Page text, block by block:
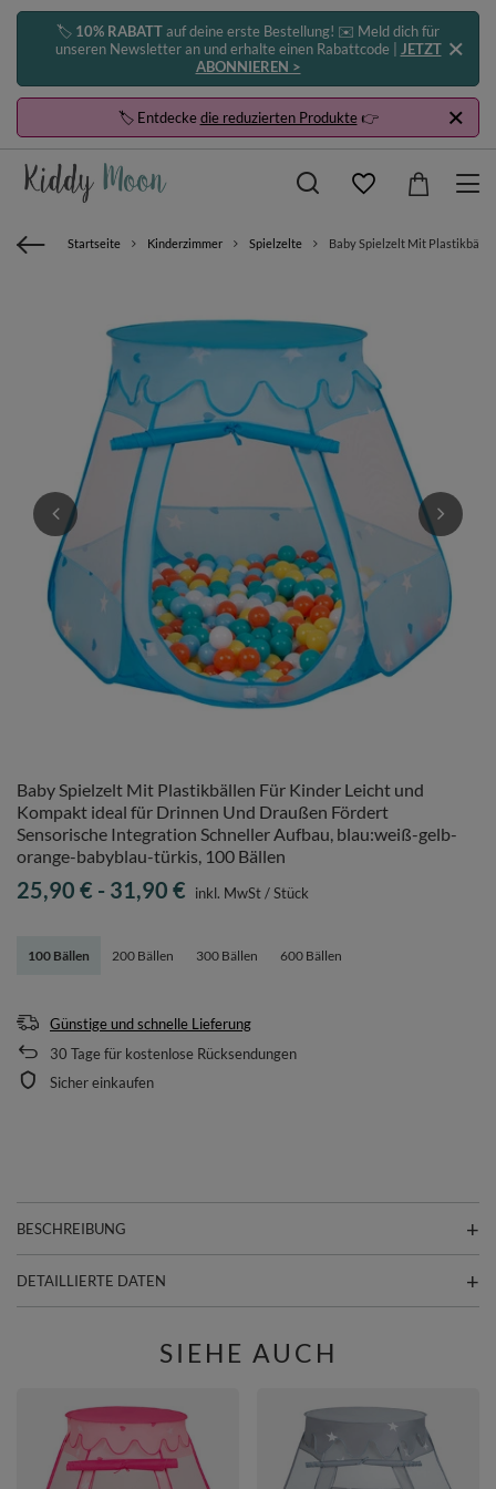
🏷️ 10% RABATTauf deine erste Bestellung! ✉️ Meld dich für
unseren Newsletter an und erhalte einen Rabattcode | JETZT
ABONNIEREN >
🏷️ Entdeckedie reduzierten Produkte👉
Startseite Kinderzimmer Spielzelte Baby Spielzelt Mit
Baby Spielzelt Mit Plastikbällen Für Kinder Leicht und
Kompakt ideal für Drinnen Und Draußen Fördert
Sensorische Integration Schneller Aufbau, blau:weiß-gelb-
orange-babyblau-türkis, 100 Bällen
100 Bällen 200 Bällen 300 Bällen 600 Bällen
25,90 € - 31,90 € inkl. MwSt/Stück
Günstige und schnelle Lieferung
30 Tage für kostenlose Rücksendungen
Sicher einkaufen
BESCHREIBUNG
DETAILLIERTE DATEN
SIEHE AUCH